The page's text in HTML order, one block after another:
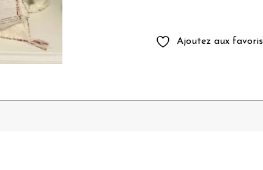
Ajoutez aux favoris